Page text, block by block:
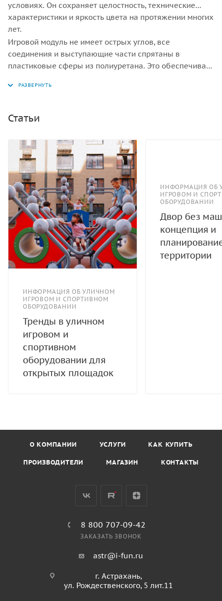
условиях. Он сохраняет целостность, технические
характеристики и яркость цвета на протяжении многих
лет.
Игровой модуль не имеет острых углов, все
соединения и выступающие части спрятаны в
пластиковые сферы из полиуретана. Это обеспечивает
демонтажа и атмосферных явлений.
Статьи
ИНФОРМАЦИЯ ОБ УЛИЧНОМ
ИГРОВОМ И СПОРТИВНОМ
ОБОРУДОВАНИИ
Тренды в уличном
игровом и
спортивном
оборудовании для
открытых площадок
ИНФОРМАЦИЯ ОБ
ИГРОВОМ И
ОБОРУДОВАНИИ
Двор без
концепция и
территории
О КОМПАНИИ УСЛУГИ КАК КУПИТЬ
ПРОИЗВОДИТЕЛИ МАГАЗИН КОНТАКТЫ
8 800 707-09-42
ЗАКАЗАТЬ ЗВОНОК
astr@i-fun.ru
г. Астрахань,
ул. Рождественского, 5 лит.11